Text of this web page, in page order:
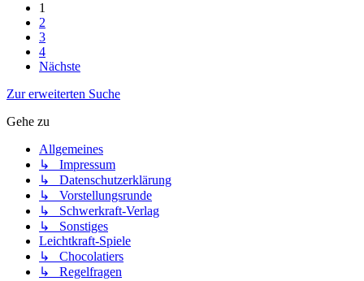
1
2
3
4
Nächste
Zur erweiterten Suche
Gehe zu
Allgemeines
↳ Impressum
↳ Datenschutzerklärung
↳ Vorstellungsrunde
↳ Schwerkraft-Verlag
↳ Sonstiges
Leichtkraft-Spiele
↳ Chocolatiers
↳ Regelfragen